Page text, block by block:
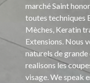
marché Saint
toutes techniques
Mèches, Keratin
Extensions. Nous
naturels de
realisons les
visage. We speak